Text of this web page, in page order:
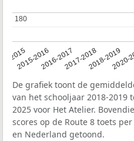
2015
2015-20162016-20172017-20182018-2019
180
180
De grafiek toont de
van het schooljaar 2018-2019
2025 voor Het Atelier.
scores op de Route 8 toets
en Nederland getoond.